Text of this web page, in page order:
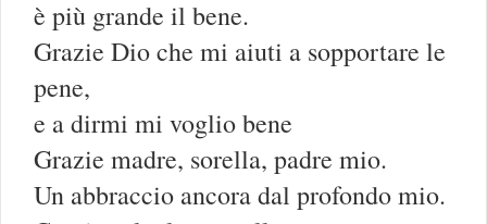
è più grande il bene.
Grazie Dio che mi aiuti a sopportare le
pene,
e a dirmi mi voglio bene
Grazie madre, sorella, padre mio.
Un abbraccio ancora dal profondo mio.